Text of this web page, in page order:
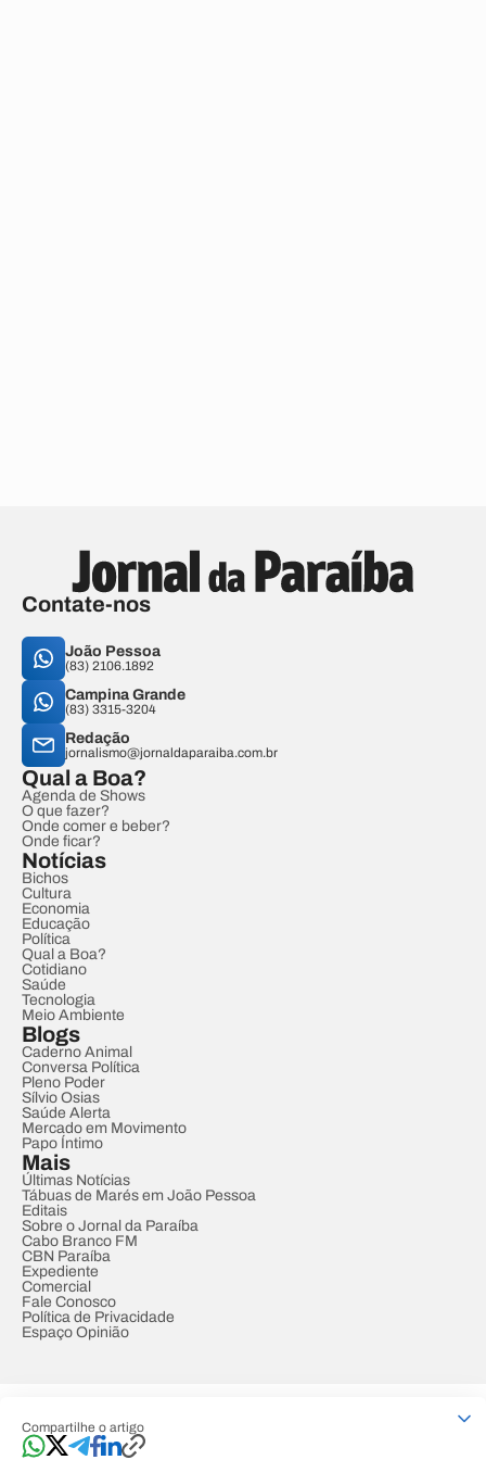
Compartilhe o artigo
Contate-nos
João Pessoa
(83) 2106.1892
Campina Grande
(83) 3315-3204
Redação
jornalismo@jornaldaparaiba.com.br
Qual a Boa?
Agenda de Shows
O que fazer?
Onde comer e beber?
Onde ficar?
Notícias
Bichos
Cultura
Economia
Educação
Política
Qual a Boa?
Cotidiano
Saúde
Tecnologia
Meio Ambiente
Blogs
Caderno Animal
Conversa Política
Pleno Poder
Sílvio Osias
Saúde Alerta
Mercado em Movimento
Papo Íntimo
Mais
Últimas Notícias
Tábuas de Marés em João Pessoa
Editais
Sobre o Jornal da Paraíba
Cabo Branco FM
CBN Paraíba
Expediente
Comercial
Fale Conosco
Política de Privacidade
Espaço Opinião
Developed by Designed by